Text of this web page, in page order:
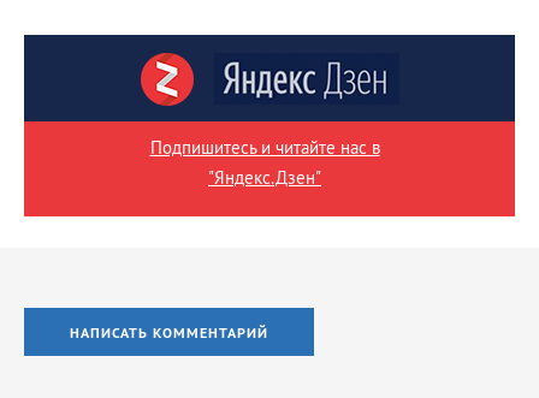
Подпишитесь и читайте нас в
"Яндекс.Дзен"
НАПИСАТЬ КОММЕНТАРИЙ